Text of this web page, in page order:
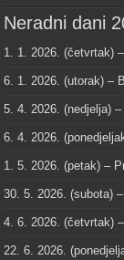
Neradni dani
1. 1. 2026. (četvrtak) –
6. 1. 2026. (utorak) –
5. 4. 2026. (nedjelja)
6. 4. 2026.
1. 5. 2026. (petak) –
30. 5. 2026. (subota)
4. 6. 2026. (četvrtak)
22. 6. 2026.